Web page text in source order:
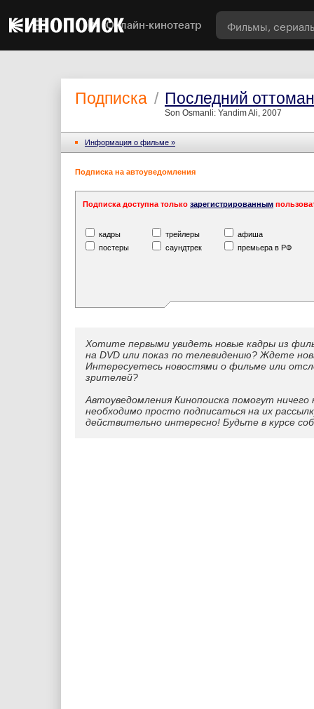
Онлайн-кинотеатр
Подписка / Последний
Son Osmanli: Yandim Ali, 2007
Информация o фильме »
Подписка на автоуведомления
Подписка доступна только зарегистрированным
кадры трейлеры
афиша
постеры
саундтрек премьера в РФ
Хотите первыми увидеть новые кадры из
на DVD или показ по телевидению? Ждете
Интересуетесь новостями о фильме или
зрителей?
Автоуведомления Кинопоиска помогут
необходимо просто подписаться на их
действительно интересно! Будьте в курсе